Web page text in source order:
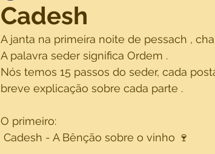
Cadesh
A janta na primeira noite de pessach ,
A palavra seder significa Ordem .
Nós temos 15 passos do seder, cada
breve explicação sobre cada parte .
O primeiro:
Cadesh - A Bênção sobre o vinho 🍷